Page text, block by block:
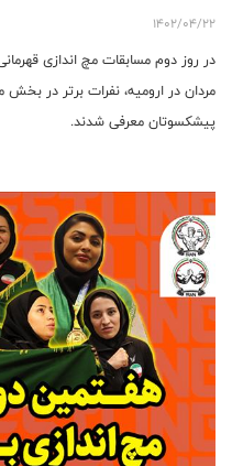
1402/04/22
در روز دوم مسابقات مچ اندازی
مردان در ارومیه، نفرات برتر در
پيشكسوتان معرفی شدند.